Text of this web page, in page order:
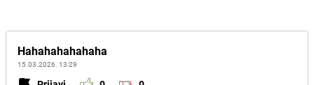
Hahahahahahaha
15.03.2026. 13:29